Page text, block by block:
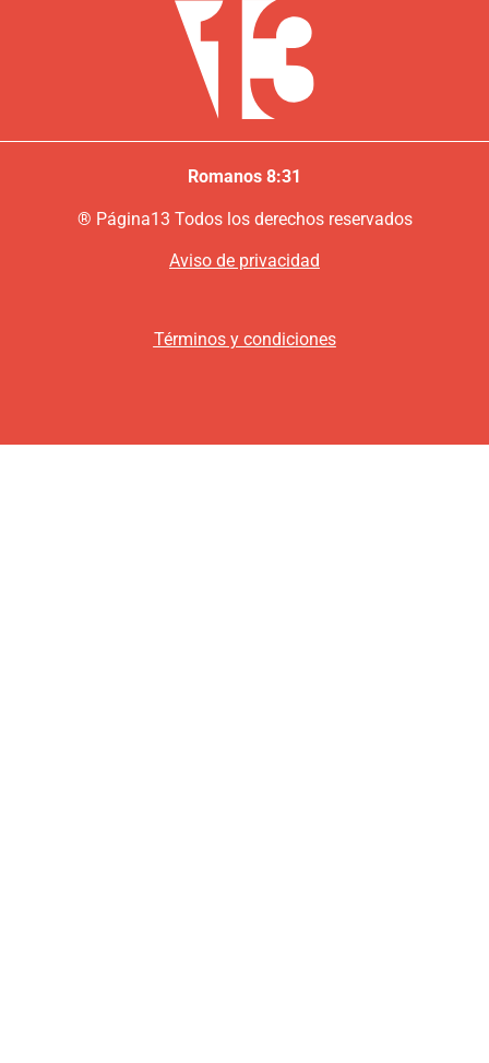
Romanos 8:31
® Página13 Todos los derechos reservados
Aviso de privacidad
Términos y condiciones